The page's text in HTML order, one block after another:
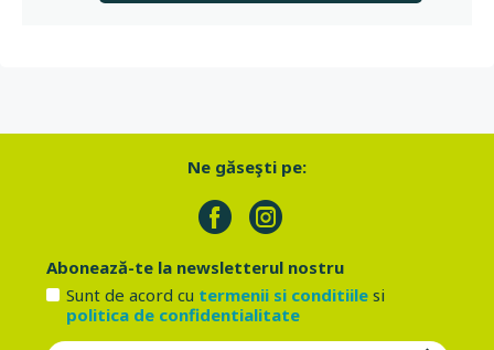
Ne găseşti pe:
Abonează-te la newsletterul nostru
Sunt de acord cu termenii si conditiilesi
politica de confidentialitate